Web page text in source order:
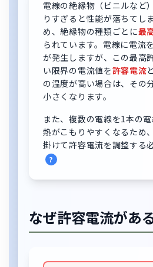
電線の絶縁物（ビニルなど
りすぎると性能が落ちてし
め、絶縁物の種類ごとに最
られています。電線に電流
が発生しますが、この最高
い限界の電流値を許容電流
の温度が高い場合は、その
小さくなります。
また、複数の電線を1本の
熱がこもりやすくなるため、
掛けて許容電流を調整する
?
なぜ許容電流があ